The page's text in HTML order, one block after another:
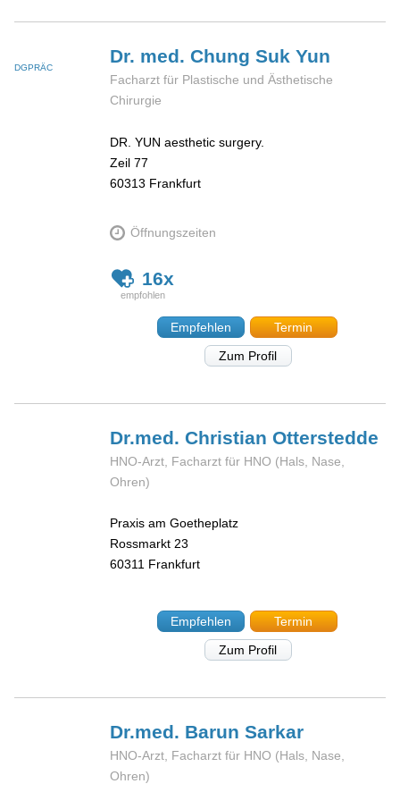
DGPRÄC
Dr. med. Chung SukYun
Facharzt für Plastische und Ästhetische
Chirurgie
DR. YUN aesthetic surgery.
Zeil 77
60313 Frankfurt
Öffnungszeiten
16x
Empfehlen
Termin
Zum Profil
Dr.med. Christian Otterstedde
HNO-Arzt, Facharzt für HNO (Hals, Nase,
Ohren)
Praxis am Goetheplatz
Rossmarkt 23
60311 Frankfurt
Empfehlen
Termin
Zum Profil
Dr.med. BarunSarkar
HNO-Arzt, Facharzt für HNO (Hals, Nase,
Ohren)